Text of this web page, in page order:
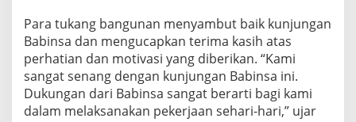
Para tukang bangunan menyambut baik kunjungan
Babinsa dan mengucapkan terima kasih atas
perhatian dan motivasi yang diberikan. “Kami
sangat senang dengan kunjungan Babinsa ini.
Dukungan dari Babinsa sangat berarti bagi kami
dalam melaksanakan pekerjaan sehari-hari,” ujar